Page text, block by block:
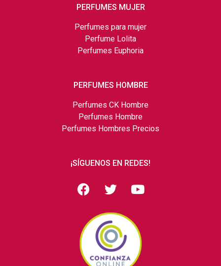
PERFUMES MUJER
Perfumes para mujer
Perfume Lolita
Perfumes Euphoria
PERFUMES HOMBRE
Perfumes CK Hombre
Perfumes Hombre
Perfumes Hombres Precios
¡SÍGUENOS EN REDES!